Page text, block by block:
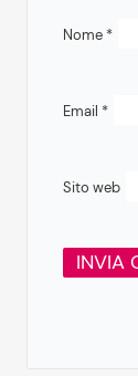
Nome *
Email *
Sito web